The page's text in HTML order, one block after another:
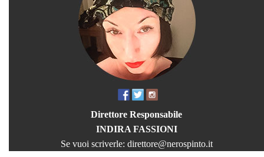
Direttore Responsabile
INDIRA FASSIONI
Se vuoi scriverle: direttore@nerospinto.it